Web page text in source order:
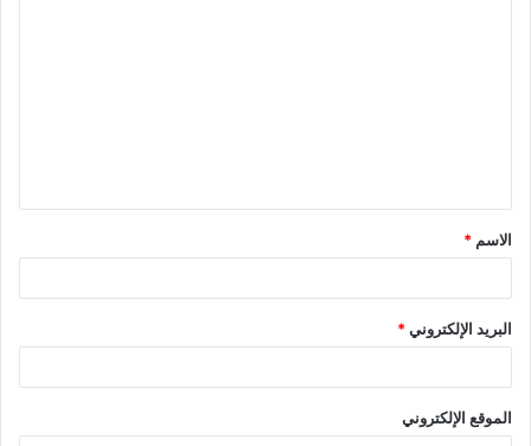
ق
*
الاسم *
البريد الإلكتروني*
الموقع الإلكتروني